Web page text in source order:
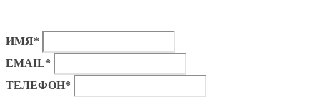
ИМЯ*
EMAIL*
ТЕЛЕФОН*